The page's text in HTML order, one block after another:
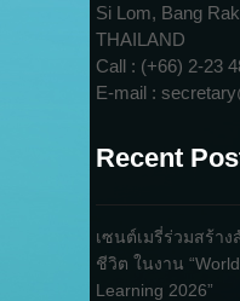
Si Lom, Bang
THAILAND
Call : (+66) 2-23
E-mail :
Recent
เซนต์เมรี่ร่วมสร้า
ชีวิต ในงาน
Learning 2026”